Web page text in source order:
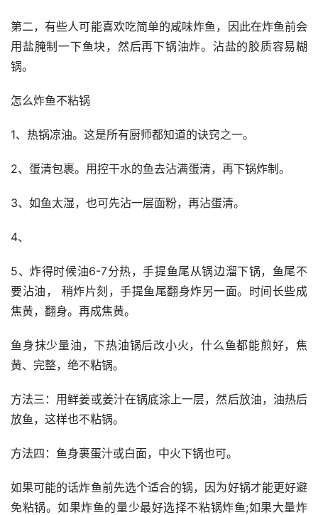
第二，有些人可能喜欢吃简单的咸味炸鱼，因此在炸鱼前会
用盐腌制一下鱼块，然后再下锅油炸。沾盐的胶质容易糊
锅。
怎么炸鱼不粘锅
1、热锅凉油。这是所有厨师都知道的诀窍之一。
2、蛋清包裹。用控干水的鱼去沾满蛋清，再下锅炸制。
3、如鱼太湿，也可先沾一层面粉，再沾蛋清。
4、
5、炸得时候油6-7分热，手提鱼尾从锅边溜下锅，鱼尾不
要沾油， 稍炸片刻，手提鱼尾翻身炸另一面。时间长些成
焦黄，翻身。再成焦黄。
鱼身抹少量油，下热油锅后改小火，什么鱼都能煎好，焦
黄、完整，绝不粘锅。
方法三：用鲜姜或姜汁在锅底涂上一层，然后放油，油热后
放鱼，这样也不粘锅。
方法四：鱼身裹蛋汁或白面，中火下锅也可。
如果可能的话炸鱼前先选个适合的锅，因为好锅才能更好避
免粘锅。如果炸鱼的量少最好选择不粘锅炸鱼;如果大量炸